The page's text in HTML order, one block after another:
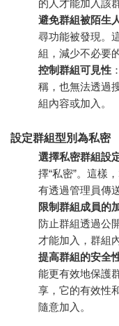
的人才能加入該群
避免群組被陌生
尋功能被發現。
組，減少不必要
控制群組可見性
稱，也無法透過
組內容或加入。
設定群組型別為私密
選擇私密群組設
擇“私密”。這樣
有透過管理員傳
限制群組成員的
防止群組透過公
才能加入，群組
提高群組的安全
能更有效地保護
享，它的有效性
隨意加入。